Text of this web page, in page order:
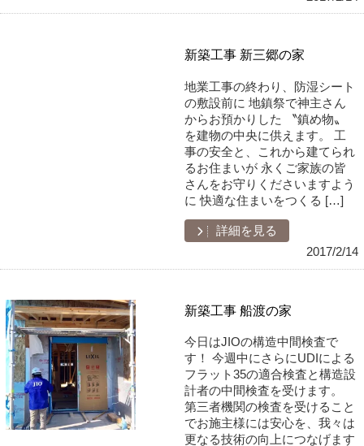
新築工事 新三郷の家
地業工事の終わり、防湿シート
の敷設前に 地鎮祭で神主さん
からお預かりした 〝鎮め物〟
を建物の中央に供えます。 工
事の安全と、これから建てられ
るお住まいが 永くご家族の皆
さんをお守りくださいますよう
に 快適な住まいをつくる […]
詳細を見る
2017/2/14
新築工事 船渡の家
今日はJIOの構造中間検査で
す！ 今週中にさらにUDIによる
フラット35の適合検査と構造設
計者の中間検査を受けます。
第三者機関の検査を受けること
でお施主様には安心を、我々は
更なる技術の向上につなげます